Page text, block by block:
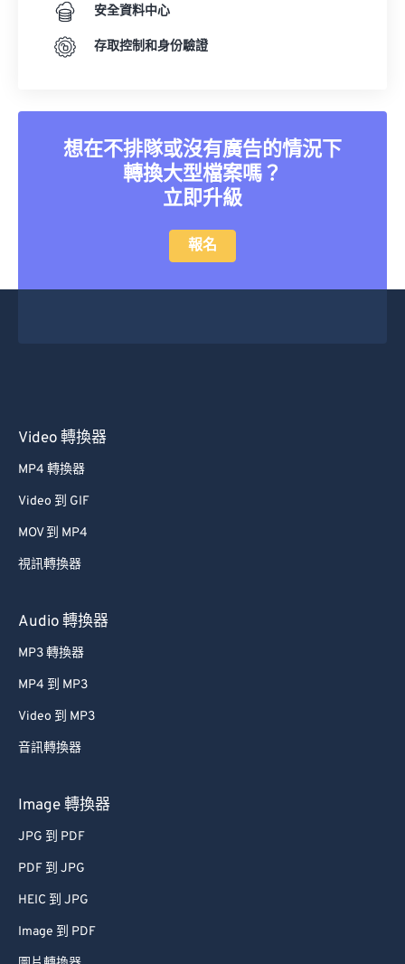
安全資料中心
存取控制和身份驗證
想在不排隊或沒有廣告的情況下
轉換大型檔案嗎？
立即升級
報名
Video 轉換器
MP4 轉換器
Video 到 GIF
MOV 到 MP4
視訊轉換器
Audio 轉換器
MP3 轉換器
MP4 到 MP3
Video 到 MP3
音訊轉換器
Image 轉換器
JPG 到 PDF
PDF 到 JPG
HEIC 到 JPG
Image 到 PDF